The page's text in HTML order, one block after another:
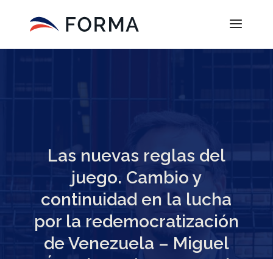
Las nuevas reglas del
juego. Cambio y
continuidad en la lucha
por la redemocratización
de Venezuela – Miguel